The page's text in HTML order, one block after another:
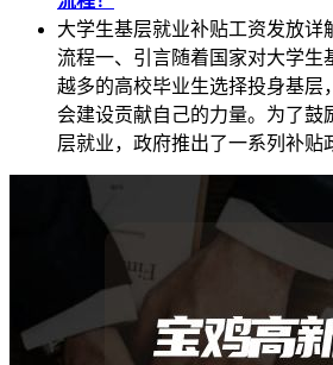
大学生基层就业补贴工资发放详
流程一、引言随着国家对大学生
越多的高校毕业生选择投身基层
会建设贡献自己的力量。为了鼓
层就业，政府推出了一系列补贴